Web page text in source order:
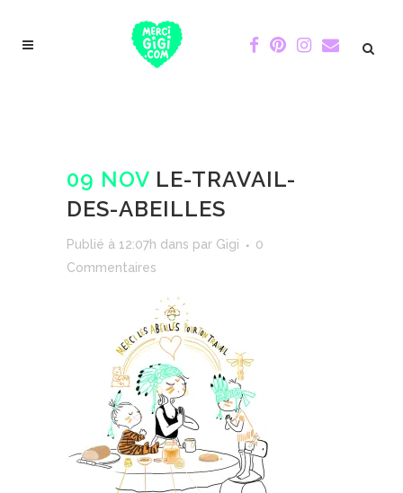
09 NOV LE-TRAVAIL-
DES-ABEILLES
Publié à 12:07h dans par Gigi
0
Commentaires